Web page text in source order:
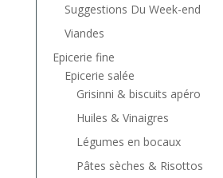
Suggestions Du Week-end
Viandes
Epicerie fine
Epicerie salée
Grisinni & biscuits apéro
Huiles & Vinaigres
Légumes en bocaux
Pâtes sèches & Risottos